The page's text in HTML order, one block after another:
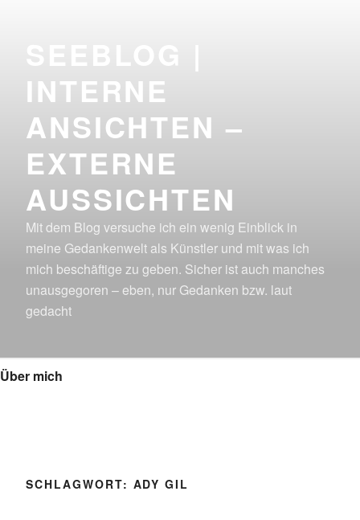
INTERNE
ANSICHTEN –
EXTERNE
AUSSICHTEN
Mit dem Blog versuche ich ein wenig Einblick in
meine Gedankenwelt als Künstler und mit was ich
mich beschäftige zu geben. Sicher ist auch manches
unausgegoren – eben, nur Gedanken bzw. laut
gedacht
Über mich
SCHLAGWORT: ADY GIL